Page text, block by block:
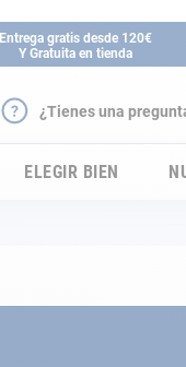
Entrega gratis desde 120€
Y Gratuita en tienda
¿Tienes una
ELEGIR BIEN